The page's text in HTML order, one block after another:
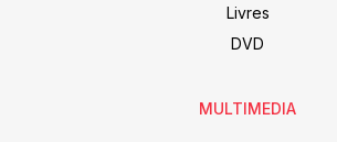
Livres
DVD
MULTIMEDIA